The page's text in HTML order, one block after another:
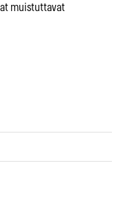
muistuttavat